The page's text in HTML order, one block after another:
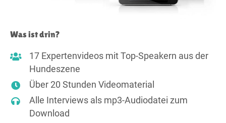
Was ist drin?
17 Expertenvideos mit Top-Speakern aus der
Hundeszene
Über 20 Stunden Videomaterial
Alle Interviews als mp3-Audiodatei zum
Download